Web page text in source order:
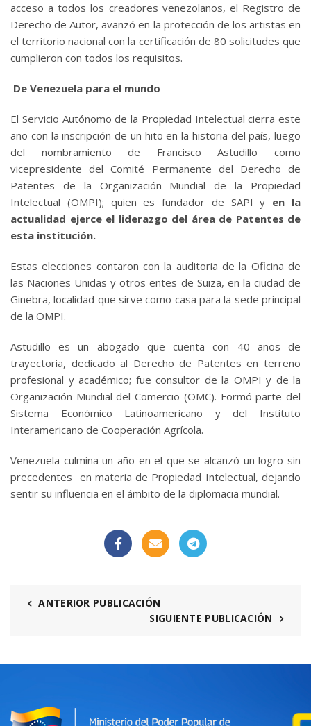
acceso a todos los creadores venezolanos, el Registro de
Derecho de Autor, avanzó en la protección de los artistas en
el territorio nacional con la certificación de 80 solicitudes que
cumplieron con todos los requisitos.
De Venezuela para el mundo
El Servicio Autónomo de la Propiedad Intelectual cierra este
año con la inscripción de un hito en la historia del país, luego
del nombramiento de Francisco Astudillo como
vicepresidente del Comité Permanente del Derecho de
Patentes de la Organización Mundial de la Propiedad
Intelectual (OMPI); quien es fundador de SAPI y en la
actualidad ejerce el liderazgo del área de Patentes de
esta institución.
Estas elecciones contaron con la auditoria de la Oficina de
las Naciones Unidas y otros entes de Suiza, en la ciudad de
Ginebra, localidad que sirve como casa para la sede principal
de la OMPI.
Astudillo es un abogado que cuenta con 40 años de
trayectoria, dedicado al Derecho de Patentes en terreno
profesional y académico; fue consultor de la OMPI y de la
Organización Mundial del Comercio (OMC). Formó parte del
Sistema Económico Latinoamericano y del Instituto
Interamericano de Cooperación Agrícola.
Venezuela culmina un año en el que se alcanzó un logro sin
precedentes en materia de Propiedad Intelectual, dejando
sentir su influencia en el ámbito de la diplomacia mundial.
ANTERIOR PUBLICACIÓN
SIGUIENTE PUBLICACIÓN